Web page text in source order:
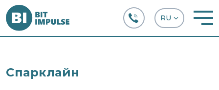
Спарклайн